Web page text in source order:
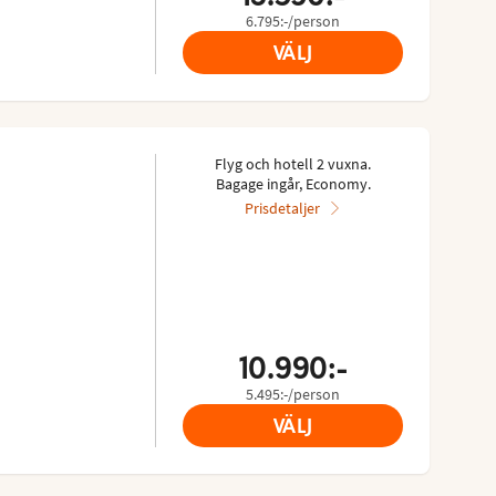
6.795:-/person
VÄLJ
Flyg och hotell 2 vuxna.
Bagage ingår, Economy.
Prisdetaljer
10.990:-
5.495:-/person
VÄLJ